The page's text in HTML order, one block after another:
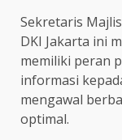
Sekretaris
DKI Jakarta ini
memiliki peran
informasi
mengawal
optimal.